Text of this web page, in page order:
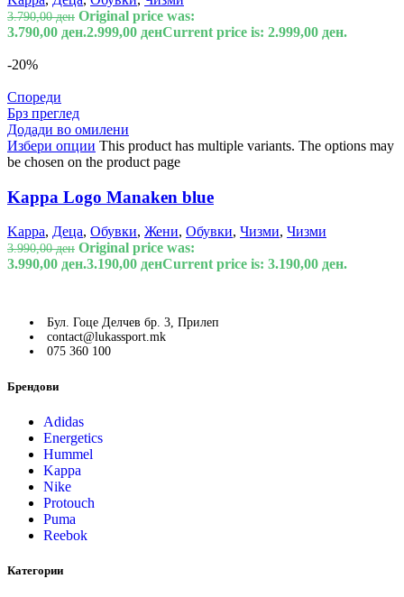
3.790,00ден Original price was:
3.790,00 ден.2.999,00 денCurrent price is: 2.999,00 ден.
-20%
Спореди
Брз преглед
Додади во омилени
Избери опции This product has multiple variants. The options may
be chosen on the product page
Kappa Logo Manaken blue
Kappa, Деца, Обувки, Жени, Обувки, Чизми, Чизми
3.990,00ден Original price was:
3.990,00 ден.3.190,00 денCurrent price is: 3.190,00 ден.
Бул. Гоце Делчев бр. 3, Прилеп
contact@lukassport.mk
075 360 100
Брендови
Adidas
Energetics
Hummel
Kappa
Nike
Protouch
Puma
Reebok
Категории